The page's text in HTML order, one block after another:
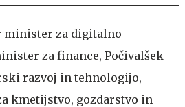
minister za digitalno
za finance, Počivalšek
razvoj in tehnologijo,
kmetijstvo, gozdarstvo in